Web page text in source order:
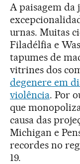
A paisagem
urnas. Muitas
Filadélfia e
tapumes de
vitrines dos
degenere em
violência. Por
que
causa das
Michigan e
recordes no
19.